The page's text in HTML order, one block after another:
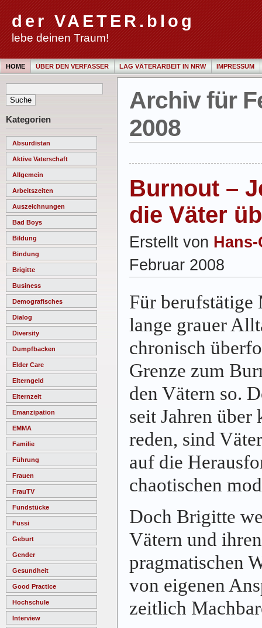
der VAETER.blog
lebe deinen Traum!
HOME ÜBER DEN VERFASSER LAG VÄTERARBEIT IN NRW IMPRESSUM
Kategorien
Absurdistan
Aktive Vaterschaft
Allgemein
Arbeitszeiten
Auszeichnungen
Bad Boys
Bildung
Bindung
Brigitte
Business
Demografisches
Dialog
Diversity
Dumpfbacken
Elder Care
Elterngeld
Elternzeit
Emanzipation
EMMA
Familie
Führung
Frauen
FrauTV
Fundstücke
Fussi
Geburt
Gender
Gesundheit
Good Practice
Hochschule
Interview
Archiv für
2008
Burnout –
die Väter
Erstellt von
Februar 2008
Für berufstätige
lange grauer
chronisch
Grenze zum
den Vätern so.
seit Jahren über
reden, sind
auf die
chaotischen
Doch Brigitte
Vätern und
pragmatischen
von eigenen
zeitlich